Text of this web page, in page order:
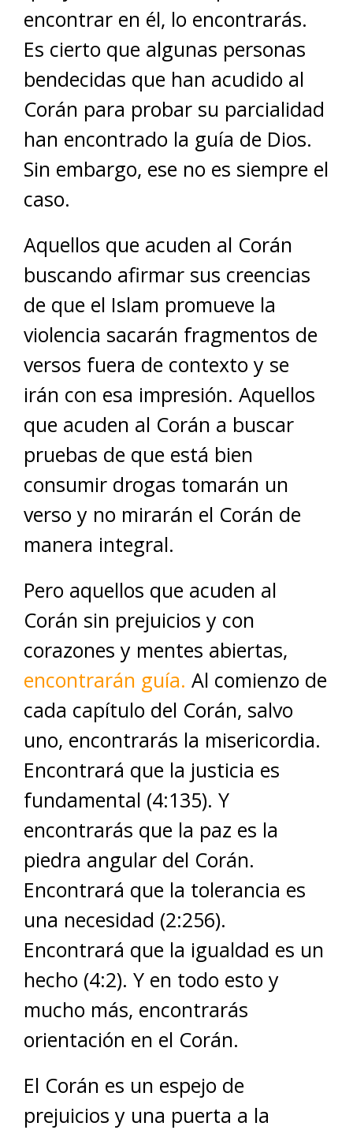
encontrar en él, lo encontrarás.
Es cierto que algunas personas
bendecidas que han acudido al
Corán para probar su parcialidad
han encontrado la guía de Dios.
Sin embargo, ese no es siempre el
caso.
Aquellos que acuden al Corán
buscando afirmar sus creencias
de que el Islam promueve la
violencia sacarán fragmentos de
versos fuera de contexto y se
irán con esa impresión. Aquellos
que acuden al Corán a buscar
pruebas de que está bien
consumir drogas tomarán un
verso y no mirarán el Corán de
manera integral.
Pero aquellos que acuden al
Corán sin prejuicios y con
corazones y mentes abiertas,
encontrarán guía. Al comienzo de
cada capítulo del Corán, salvo
uno, encontrarás la misericordia.
Encontrará que la justicia es
fundamental (4:135). Y
encontrarás que la paz es la
piedra angular del Corán.
Encontrará que la tolerancia es
una necesidad (2:256).
Encontrará que la igualdad es un
hecho (4:2). Y en todo esto y
mucho más, encontrarás
orientación en el Corán.
El Corán es un espejo de
prejuicios y una puerta a la